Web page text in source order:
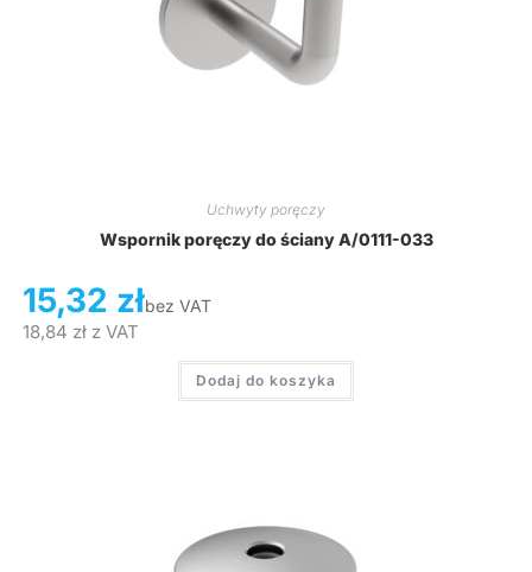
Uchwyty poręczy
Wspornik poręczy do ściany A/0111-033
15,32 złbez VAT
18,84 złz VAT
Dodaj do koszyka